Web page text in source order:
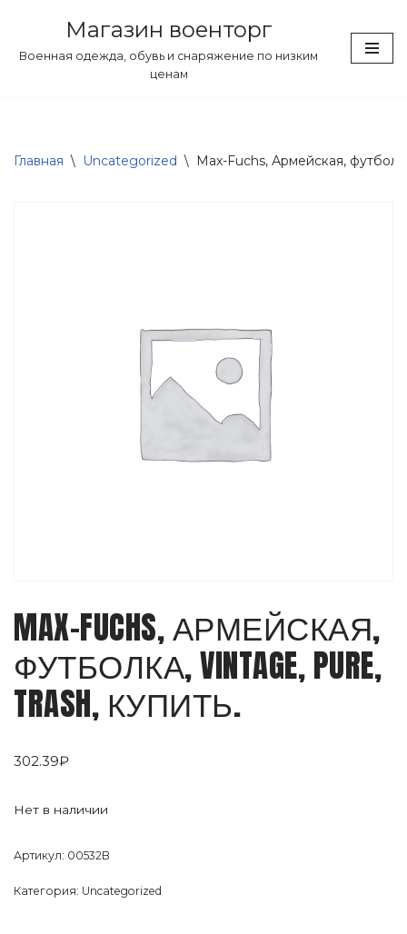
Перейти
Магазин военторг
Военная одежда, обувь и снаряжение по низким
ценам
Главная \ Uncategorized \ Max-Fuchs, Армейская,
MAX-FUCHS, АРМЕЙСКАЯ,
ФУТБОЛКА, VINTAGE, PURE,
TRASH, КУПИТЬ.
302.39₽
Нет в наличии
Артикул: 00532B
Категория: Uncategorized